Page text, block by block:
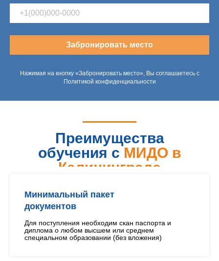
Забронировать место
Нажимая на кнопку «Забронировать место», Вы соглашаетесь с
Политикой конфиденциальности
Преимущества
обучения с МИДО в
Калининграде
Минимальный пакет
документов
Для поступления необходим скан паспорта и
диплома о любом высшем или среднем
специальном образовании (без вложения)